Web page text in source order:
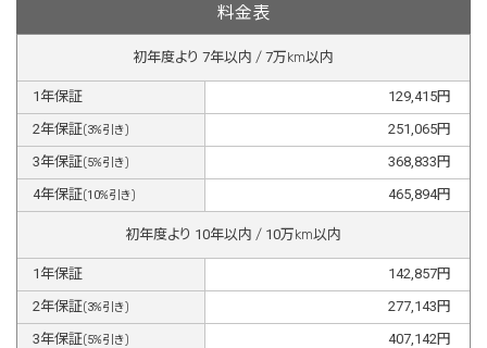
料金表
初年度より 7年以内 / 7万km以内
1年保証 129,415円
2年保証(3%引き) 251,065円
3年保証(5%引き) 368,833円
4年保証(10%引き) 465,894円
初年度より 10年以内 / 10万km以内
1年保証 142,857円
2年保証(3%引き) 277,143円
3年保証(5%引き) 407,142円